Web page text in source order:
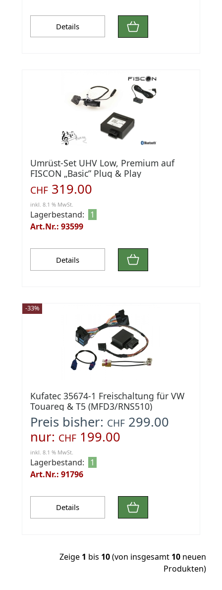
Details
Umrüst-Set UHV Low, Premium auf
FISCON „Basic” Plug & Play
CHF 319.00
inkl. 8.1 % MwSt.
Lagerbestand:
1
Art.Nr.: 93599
Details
-33%
Kufatec 35674-1 Freischaltung für VW
Touareg & T5 (MFD3/RNS510)
Preis bisher: CHF 299.00
nur: CHF 199.00
inkl. 8.1 % MwSt.
Lagerbestand:
1
Art.Nr.: 91796
Details
Zeige 1 bis 10(von insgesamt 10 neuen
Produkten)